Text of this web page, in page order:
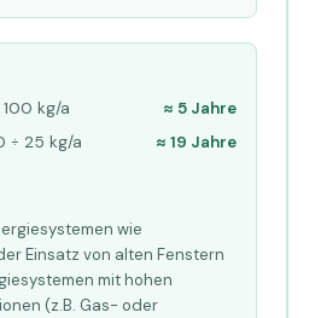
kg/a
≈ 5 Jahre
÷ 25 kg/a
≈ 19 Jahre
wie
Einsatz von alten Fenstern
mit hohen
(z.B. Gas- oder